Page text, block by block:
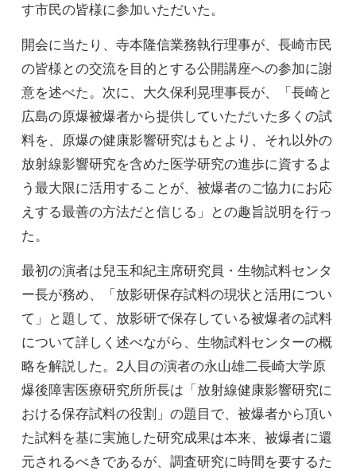
す市民の皆様に参加いただいた。
開会に当たり、寺本隆信業務執行理事が、長崎市民
の皆様との交流を目的とする公開講座への参加に謝
意を述べた。次に、大久保利晃理事長が、「長崎と
広島の原爆被爆者から提供していただいた多くの試
料を、原爆の健康影響研究はもとより、それ以外の
放射線影響研究を含めた医学研究の進歩に資するよ
う最大限に活用することが、被爆者のご協力にお応
えする最善の方法だと信じる」との趣旨説明を行っ
た。
最初の演者は兒玉和紀主席研究員・生物試料センタ
ー長が務め、「放影研保存試料の現状と活用につい
て」と題して、放影研で保存している被爆者の試料
について詳しく述べながら、生物試料センターの概
略を解説した。2人目の演者の永山雄二長崎大学原
爆後障害医療研究所所長は「放射線健康影響研究に
おける保存試料の役割」の題目で、被爆者から頂い
た試料を基に実施した研究成果は本来、被爆者に還
元されるべきであるが、調査研究に時間を要するた